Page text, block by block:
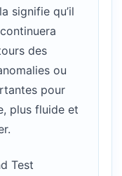
signifie qu’il
des
ou
pour
plus fluide et
Test